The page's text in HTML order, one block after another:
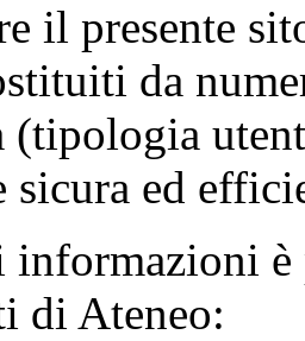
il presente
da
sicura ed
è
di Ateneo: